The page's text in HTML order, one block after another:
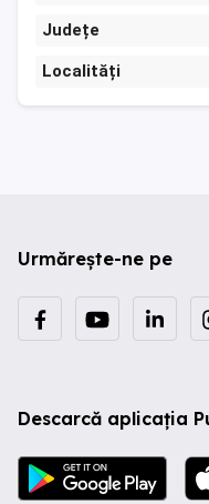
Județe
Localități
Urmărește-ne pe
Descarcă aplicația